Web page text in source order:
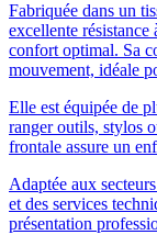
Fabriquée dans un
excellente résistance
confort optimal. Sa
mouvement, idéale
Elle est équipée de
ranger outils, stylos
frontale assure un
Adaptée aux
et des services
présentation